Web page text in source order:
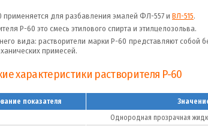
применяется для разбавления эмалей ФЛ-557 и ВЛ-515.
Р-60 это смесь этилового спирта и этилцелозольва.
вида: растворители марки Р-60 представляют собой
примесей.
характеристики растворителя Р-60
показателя
Однородная прозрачная